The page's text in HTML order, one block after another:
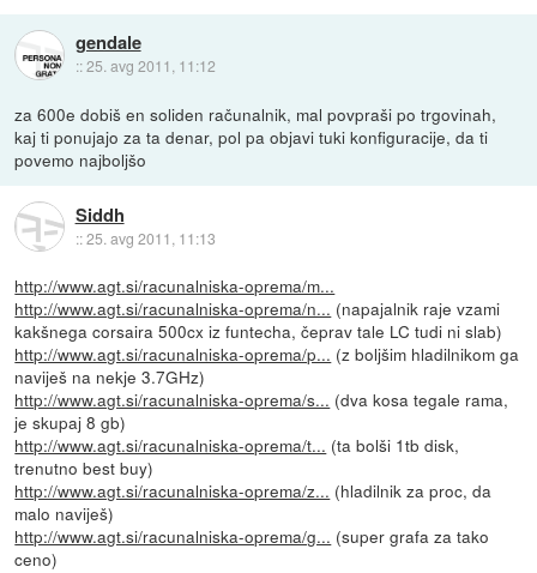
gendale
::25. avg 2011, 11:12
za 600e dobiš en soliden računalnik, mal povpraši po trgovinah,
kaj ti ponujajo za ta denar, pol pa objavi tuki konfiguracije, da ti
povemo najboljšo
Siddh
::25. avg 2011, 11:13
http://www.agt.si/racunalniska-oprema/m...
http://www.agt.si/racunalniska-oprema/n... (napajalnik raje vzami
kakšnega corsaira 500cx iz funtecha, čeprav tale LC tudi ni slab)
http://www.agt.si/racunalniska-oprema/p... (z boljšim hladilnikom ga
naviješ na nekje 3.7GHz)
http://www.agt.si/racunalniska-oprema/s... (dva kosa tegale rama,
je skupaj 8 gb)
http://www.agt.si/racunalniska-oprema/t... (ta bolši 1tb disk,
trenutno best buy)
http://www.agt.si/racunalniska-oprema/z... (hladilnik za proc, da
malo naviješ)
http://www.agt.si/racunalniska-oprema/g... (super grafa za tako
ceno)